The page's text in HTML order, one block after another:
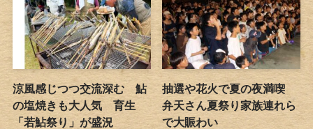
涼風感じつつ交流深む 鮎
の塩焼きも大人気 育生
「若鮎祭り」が盛況
抽選や花火で夏の夜満喫
弁天さん夏祭り家族連れら
で大賑わい